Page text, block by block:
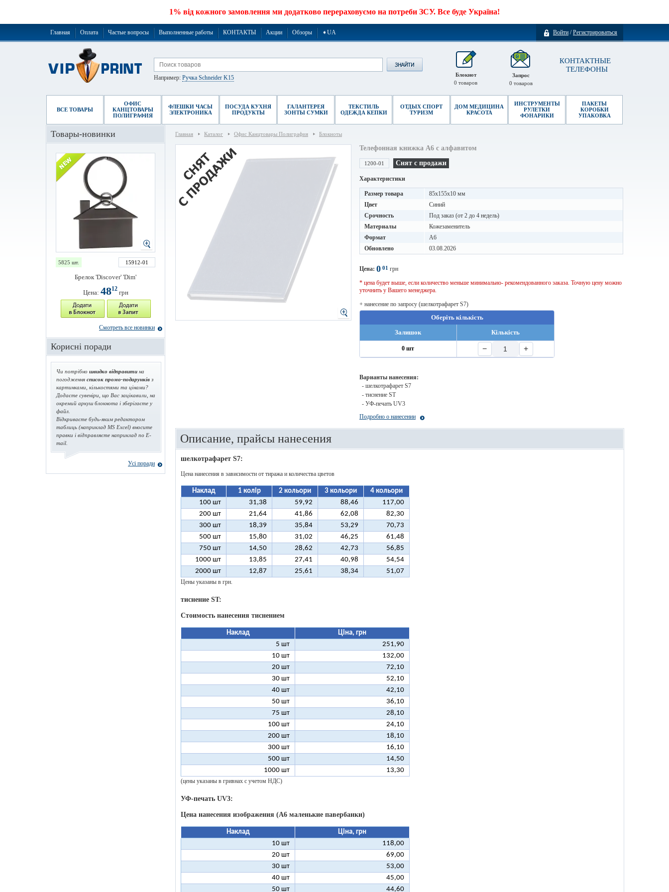
1% від кожного замовлення ми додатково перераховуємо на потреби ЗСУ. Все буде Україна!
Войти /Регистрироваться
Главная Оплата Частые вопросы Выполненные работы КОНТАКТЫ Акции Обзоры ➧UA
КОНТАКТНЫЕ
ТЕЛЕФОНЫ
Запрос
0 товаров
Например: Ручка Schneider K15
Блокнот
0 товаров
ВСЕ ТОВАРЫ
ОФИС
КАНЦТОВАРЫ
ПОЛИГРАФИЯ
ФЛЕШКИ ЧАСЫ
ЭЛЕКТРОНИКА
ПОСУДА КУХНЯ
ПРОДУКТЫ
ГАЛАНТЕРЕЯ
ЗОНТЫ СУМКИ
ТЕКСТИЛЬ
ОДЕЖДА КЕПКИ
ОТДЫХ СПОРТ
ТУРИЗМ
ДОМ МЕДИЦИНА
КРАСОТА
ИНСТРУМЕНТЫ
РУЛЕТКИ
ФОНАРИКИ
ПАКЕТЫ
КОРОБКИ
УПАКОВКА
Главная Каталог Офис Канцтовары Полиграфия Блокноты
Телефонная книжка A6 с алфавитом
1200-01 Снят с продажи
Характеристики
Размер товара
85x155x10 мм
Цвет
Синий
Срочность
Под заказ (от 2 до 4 недель)
Материалы
Кожезаменитель
Формат
A6
Обновлено
03.08.2026
Цена: 0 01 грн
* цена будет выше, если количество меньше минимально- рекомендованного заказа. Точную цену можно
уточнить у Вашего менеджера.
+ нанесение по запросу (шелкотрафарет S7)
Оберіть кількість
Залишок
Кількість
0 шт − +
Варианты нанесения:
- шелкотрафарет S7
- тиснение ST
- УФ-печать UV3
Подробно о нанесении
Описание, прайсы нанесения
шелкотрафарет S7:
Цена нанесения в зависимости от тиража и количества цветов
Наклад 1 колір 2 кольори 3 кольори
4 кольори
100 шт
31,38 59,92 88,46
117,00
200 шт
21,64 41,86 62,08
82,30
300 шт
18,39 35,84 53,29
70,73
500 шт
15,80 31,02 46,25
61,48
750 шт
14,50 28,62 42,73
56,85
1000 шт
13,85 27,41 40,98
54,54
2000 шт
12,87 25,61 38,34 51,07
Цены указаны в грн.
тиснение ST:
Стоимость нанесения тиснением
Наклад
Ціна, грн
5 шт
251,90
10 шт
132,00
20 шт
72,10
30 шт
52,10
40 шт
42,10
50 шт
36,10
75 шт
28,10
100 шт
24,10
200 шт
18,10
300 шт
16,10
500 шт
14,50
1000 шт
13,30
(цены указаны в гривнах с учетом НДС)
УФ-печать UV3:
Цена нанесения изображения (А6 маленькие павербанки)
Наклад
Ціна, грн
10 шт
118,00
20 шт
69,00
30 шт
53,00
40 шт
45,00
50 шт
44,60
Товары-новинки
5825 шт. 15912-01
Брелок 'Discover' 'Dim'
Цена: 4812грн
Смотреть все новинки
Корисні поради
Чи потрібно швидко відправити на
погодження список промо-подарунків з
картинками, кількостями та цінами?
Додаєте сувеніри, що Вас зацікавили, на
окремий аркуш блокнота і зберігаєте у
файл.
Відкриваєте будь-яким редактором
таблиць (наприклад MS Excel) вносите
правки і відправляєте наприклад по E-
mail.
Усі поради